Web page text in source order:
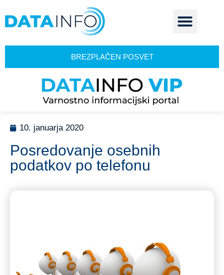
BREZPLAČEN POSVET
10. januarja 2020
Posredovanje osebnih
podatkov po telefonu